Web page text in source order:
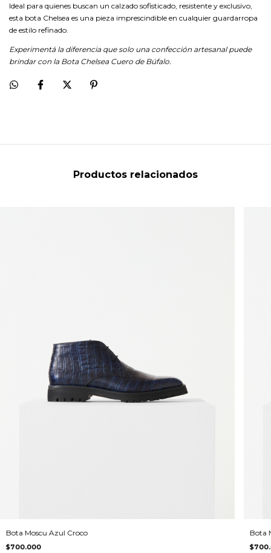
Ideal para quienes buscan un calzado sofisticado, resistente y exclusivo,
esta bota Chelsea es una pieza imprescindible en cualquier guardarropa
de estilo refinado.
Experimentá la diferencia que solo una confección artesanal puede
brindar con la Bota Chelsea Cuero de Búfalo.
Productos relacionados
Bota Moscu Azul Croco
$700.000
Bota